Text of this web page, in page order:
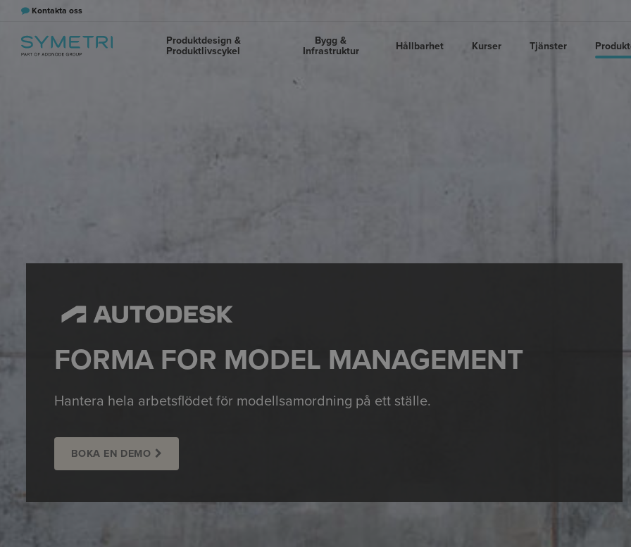
Kontakta oss
Produktdesign &
Produktlivscykel
Bygg &
Infrastruktur
Hållbarhet Kurser Tjänster
FORMA FOR MODEL MANAGEMENT
Hantera hela arbetsflödet för modellsamordning på ett ställe.
BOKA EN DEMO